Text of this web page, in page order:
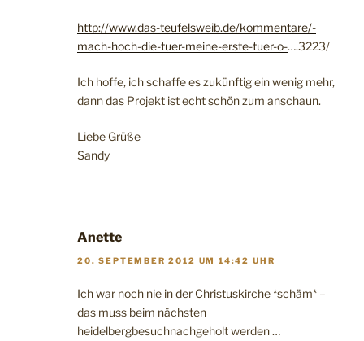
http://www.das-teufelsweib.de/kommentare/-
mach-hoch-die-tuer-meine-erste-tuer-o-….3223/
Ich hoffe, ich schaffe es zukünftig ein wenig mehr,
dann das Projekt ist echt schön zum anschaun.
Liebe Grüße
Sandy
Anette
20. SEPTEMBER 2012 UM 14:42 UHR
Ich war noch nie in der Christuskirche *schäm* –
das muss beim nächsten
heidelbergbesuchnachgeholt werden …